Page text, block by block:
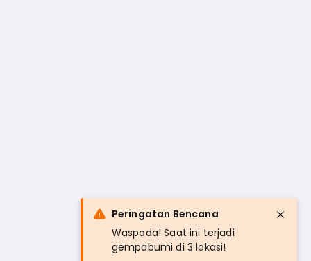
Peringatan Bencana
Waspada! Saat ini terjadi
gempabumi di 3 lokasi!